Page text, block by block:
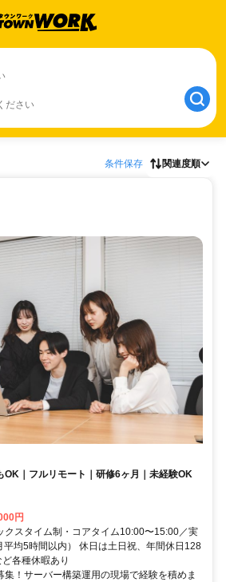
ださい
条件保存 関連度順
OK｜フルリモート｜研修6ヶ月｜未経験OK
円
クスタイム制・コアタイム10:00〜15:00／実
平均5時間以内） 休日は土日祝、年間休日128
各種休暇あり
集！サーバー構築運用の現場で経験を積めま